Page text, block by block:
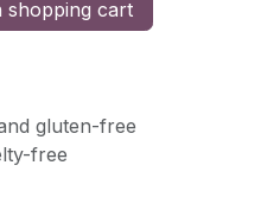
shopping cart
gluten-free
free